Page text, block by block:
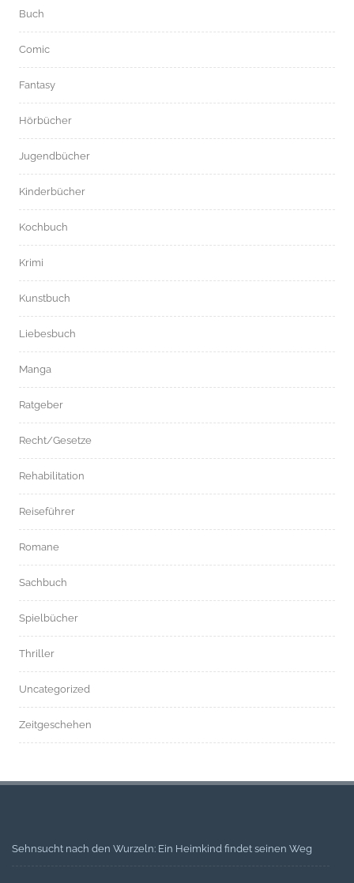
Buch
Comic
Fantasy
Hörbücher
Jugendbücher
Kinderbücher
Kochbuch
Krimi
Kunstbuch
Liebesbuch
Manga
Ratgeber
Recht/Gesetze
Rehabilitation
Reiseführer
Romane
Sachbuch
Spielbücher
Thriller
Uncategorized
Zeitgeschehen
Sehnsucht nach den Wurzeln: Ein Heimkind findet seinen Weg